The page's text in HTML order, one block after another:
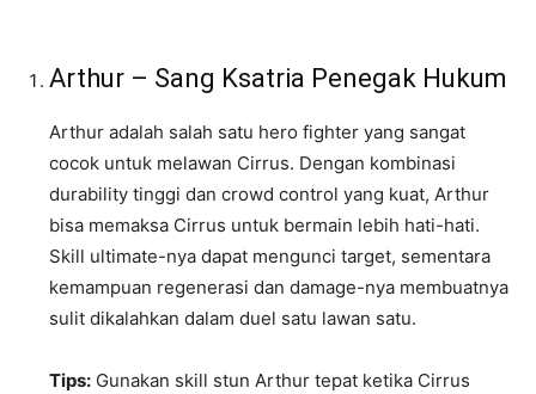
Arthur – Sang Ksatria Penegak Hukum
Arthur adalah salah satu hero fighter yang sangat
cocok untuk melawan Cirrus. Dengan kombinasi
durability tinggi dan crowd control yang kuat, Arthur
bisa memaksa Cirrus untuk bermain lebih hati-hati.
Skill ultimate-nya dapat mengunci target, sementara
kemampuan regenerasi dan damage-nya membuatnya
sulit dikalahkan dalam duel satu lawan satu.
Tips: Gunakan skill stun Arthur tepat ketika Cirrus